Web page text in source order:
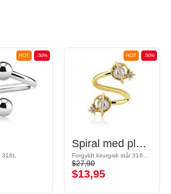
-50%
HOT -50%
HOT
Spiral med planetmotiv "Saturn" og krystaller
$27,90
$13,95